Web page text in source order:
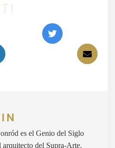
es el Genio del Siglo
del Supra-Arte,